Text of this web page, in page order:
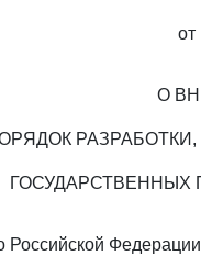
от
О
Российской